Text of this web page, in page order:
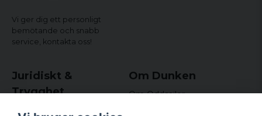
Vi ger dig ett personligt
bemötande och snabb
service, kontakta oss!
Juridiskt &
Trygghet
Købs- og leveringsvilkår
Om Dunken
Om Oddsailor